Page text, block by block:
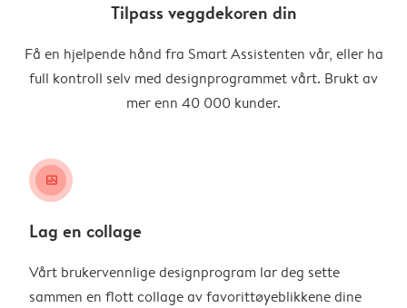
Tilpass veggdekoren din
Få en hjelpende hånd fra Smart Assistenten vår, eller ha
full kontroll selv med designprogrammet vårt. Brukt av
mer enn 40 000 kunder.
image_placeholder
Lag en collage
Vårt brukervennlige designprogram lar deg sette
sammen en flott collage av favorittøyeblikkene dine